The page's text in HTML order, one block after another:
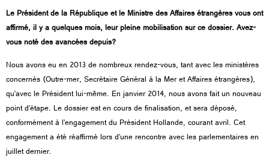
Le Président de la République et le Ministre des Affaires étrangères vous ont
affirmé, il y a quelques mois, leur pleine mobilisation sur ce dossier. Avez-
vous noté des avancées depuis?
Nous avons eu en 2013 de nombreux rendez-vous, tant avec les ministères
concernés (Outre-mer, Secrétaire Général à la Mer et Affaires étrangères),
qu’avec le Président lui-même. En janvier 2014, nous avons fait un nouveau
point d’étape. Le dossier est en cours de finalisation, et sera déposé,
conformément à l’engagement du Président Hollande, courant avril. Cet
engagement a été réaffirmé lors d’une rencontre avec les parlementaires en
juillet dernier.